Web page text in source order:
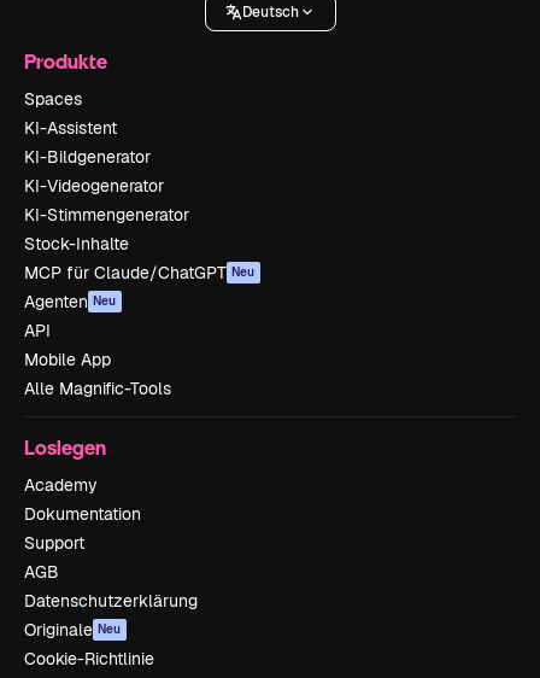
Deutsch
Produkte
Spaces
KI-Assistent
KI-Bildgenerator
KI-Videogenerator
KI-Stimmengenerator
Stock-Inhalte
MCP für Claude/ChatGPT Neu
Agenten Neu
API
Mobile App
Alle Magnific-Tools
Loslegen
Academy
Dokumentation
Support
AGB
Datenschutzerklärung
Originale Neu
Cookie-Richtlinie